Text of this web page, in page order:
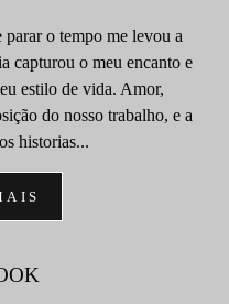
parar o tempo me levou a
capturou o meu encanto e
estilo de vida. Amor,
do nosso trabalho, e a
historias...